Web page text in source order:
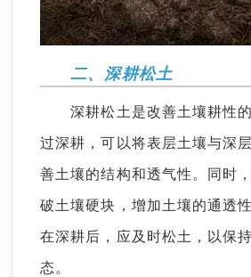
二、深耕松土
深耕松土是改善土壤耕性的
过深耕，可以将表层土壤与深
善土壤的结构和透气性。同时
破土壤硬块，增加土壤的通透
在深耕后，应及时松土，以保
态。